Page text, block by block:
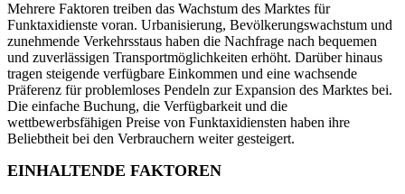
Mehrere Faktoren treiben das Wachstum des Marktes für
Funktaxidienste voran. Urbanisierung, Bevölkerungswachstum und
zunehmende Verkehrsstaus haben die Nachfrage nach bequemen
und zuverlässigen Transportmöglichkeiten erhöht. Darüber hinaus
tragen steigende verfügbare Einkommen und eine wachsende
Präferenz für problemloses Pendeln zur Expansion des Marktes bei.
Die einfache Buchung, die Verfügbarkeit und die
wettbewerbsfähigen Preise von Funktaxidiensten haben ihre
Beliebtheit bei den Verbrauchern weiter gesteigert.
EINHALTENDE FAKTOREN